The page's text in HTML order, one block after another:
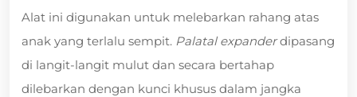
Alat ini digunakan untuk melebarkan rahang atas
anak yang terlalu sempit. Palatal expanderdipasang
di langit-langit mulut dan secara bertahap
dilebarkan dengan kunci khusus dalam jangka